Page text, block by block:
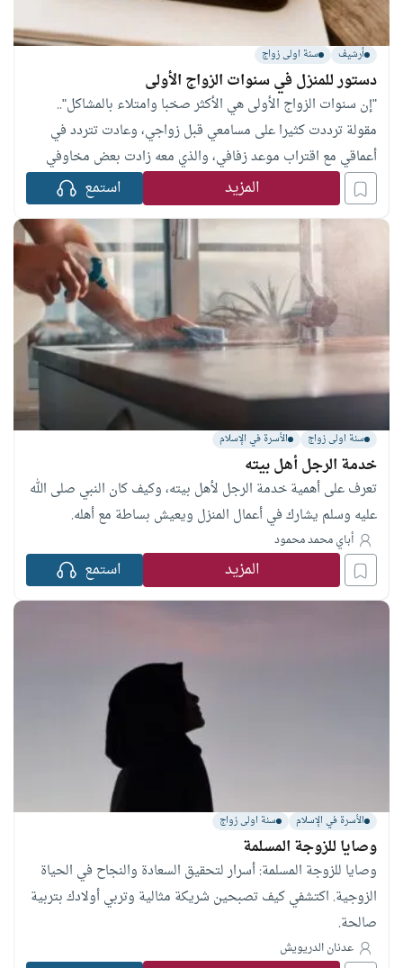
أرشيف سنة اولى زواج
دستور للمنزل في سنوات الزواج الأولى
"إن سنوات الزواج الأولى هي الأكثر صخبا وامتلاء بالمشاكل"..
مقولة ترددت كثيرا على مسامعي قبل زواجي، وعادت تتردد في
أعماقي مع اقتراب موعد زفافي، والذي معه زادت بعض مخاوفي
التي ربما لم تكن من الزواج نفسه وإنما من كل الأحداث المصاحبة
له.
المزيد استمع
سنة اولى زواج الأسرة في الإسلام
خدمة الرجل أهل بيته
تعرف على أهمية خدمة الرجل لأهل بيته، وكيف كان النبي صلى الله
عليه وسلم يشارك في أعمال المنزل ويعيش بساطة مع أهله.
أباي محمد محمود
المزيد استمع
الأسرة في الإسلام سنة اولى زواج
وصايا للزوجة المسلمة
وصايا للزوجة المسلمة: أسرار لتحقيق السعادة والنجاح في الحياة
الزوجية. اكتشفي كيف تصبحين شريكة مثالية وتربي أولادك بتربية
صالحة.
عدنان الدريويش